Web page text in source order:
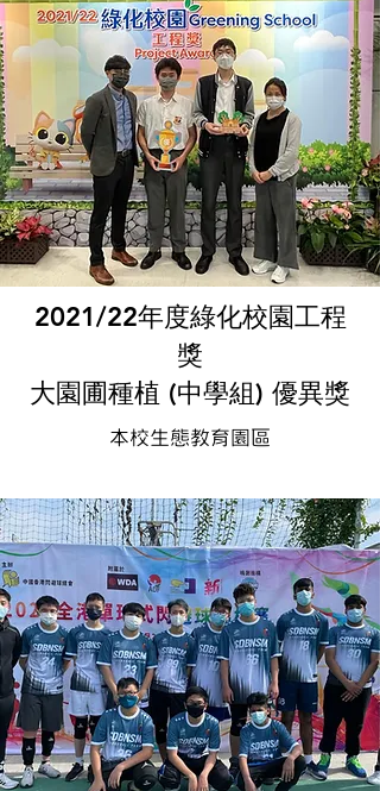
2021/22年度綠化校園工程
獎
大園圃種植 (中學組) 優異獎
本校生態教育園區